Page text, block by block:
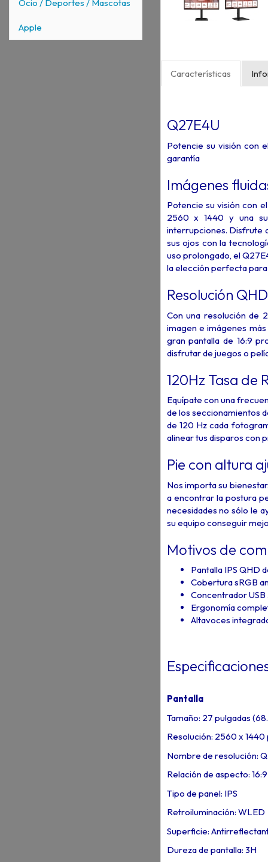
Ocio / Deportes / Mascotas
Apple
Características
Q27E4U
Potencie su visión con
garantía
Imágenes
Potencie su visión con
2560 x 1440 y una
interrupciones. Disfrute
sus ojos con la
uso prolongado, el
la elección perfecta
Resolución QHD
Con una resolución de
imagen e imágenes
gran pantalla de 16:9
disfrutar de juegos o
120Hz Tasa de
Equípate con una
de los seccionamientos
de 120 Hz cada
alinear tus disparos con
Pie con altura
Nos importa su
a encontrar la postura
necesidades no sólo le
su equipo conseguir
Motivos de
Pantalla IPS QHD
Cobertura sRGB
Concentrador
Ergonomía
Altavoces
Pantalla
Tamaño: 27 pulgadas
Resolución: 2560 x 1440
Nombre de resolución:
Relación de aspecto: 16:9
Tipo de panel: IPS
Retroiluminación: WLED
Superficie:
Dureza de pantalla: 3H